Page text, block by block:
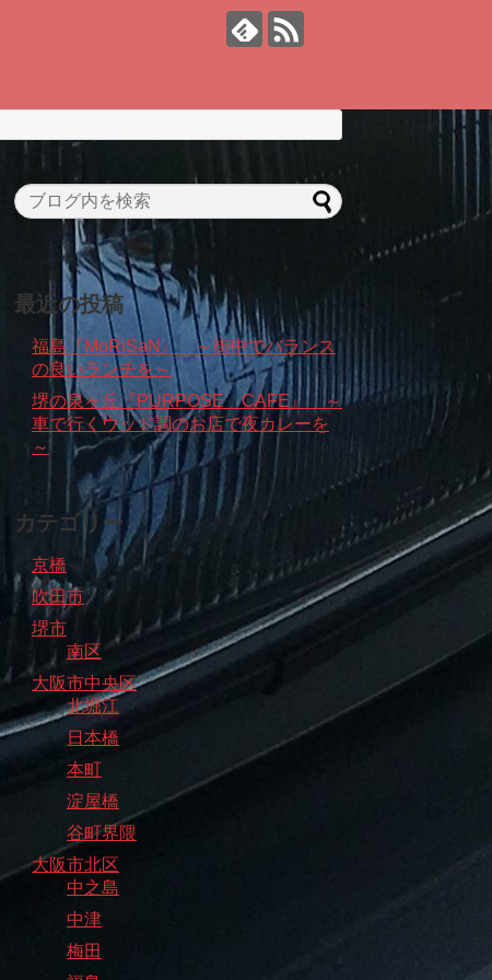
最近の投稿
福島『MoRiSaN』 ～街中でバランス
の良いランチを～
堺の泉ヶ丘『PURPOSE CAFE』 ～
車で行くウッド調のお店で夜カレーを
～
カテゴリー
京橋
吹田市
堺市
南区
大阪市中央区
北堀江
日本橋
本町
淀屋橋
谷町界隈
大阪市北区
中之島
中津
梅田